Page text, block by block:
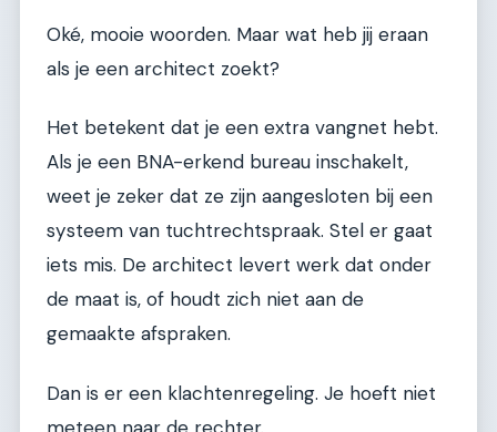
Oké, mooie woorden. Maar wat heb jij eraan
als je een architect zoekt?
Het betekent dat je een extra vangnet hebt.
Als je een BNA-erkend bureau inschakelt,
weet je zeker dat ze zijn aangesloten bij een
systeem van tuchtrechtspraak. Stel er gaat
iets mis. De architect levert werk dat onder
de maat is, of houdt zich niet aan de
gemaakte afspraken.
Dan is er een klachtenregeling. Je hoeft niet